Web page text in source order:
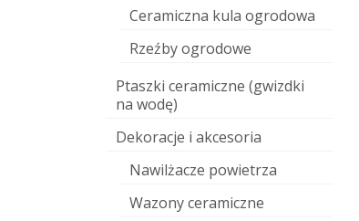
Ceramiczna kula ogrodowa
Rzeźby ogrodowe
Ptaszki ceramiczne (gwizdki
na wodę)
Dekoracje i akcesoria
Nawilżacze powietrza
Wazony ceramiczne